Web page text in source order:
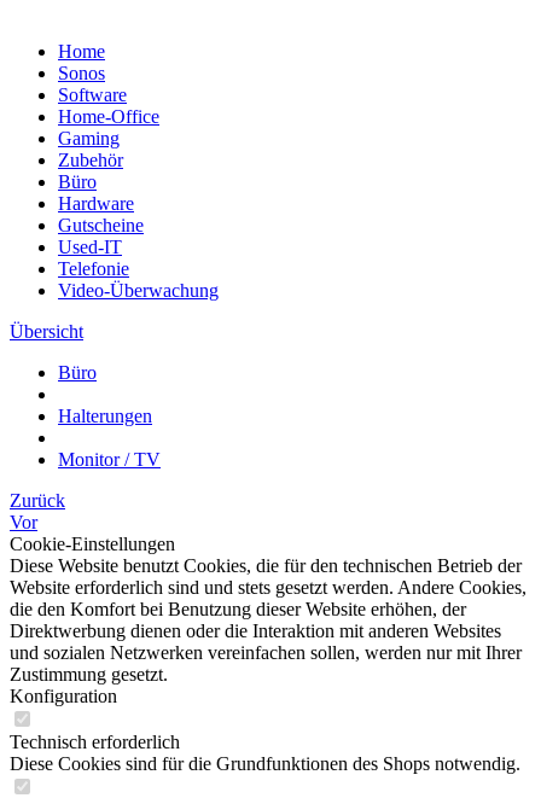
Home
Sonos
Software
Home-Office
Gaming
Zubehör
Büro
Hardware
Gutscheine
Used-IT
Telefonie
Video-Überwachung
Übersicht
Büro
Halterungen
Monitor / TV
Zurück
Vor
Cookie-Einstellungen
Diese Website benutzt Cookies, die für den technischen Betrieb der
Website erforderlich sind und stets gesetzt werden. Andere Cookies,
die den Komfort bei Benutzung dieser Website erhöhen, der
Direktwerbung dienen oder die Interaktion mit anderen Websites
und sozialen Netzwerken vereinfachen sollen, werden nur mit Ihrer
Zustimmung gesetzt.
Konfiguration
Technisch erforderlich
Diese Cookies sind für die Grundfunktionen des Shops notwendig.